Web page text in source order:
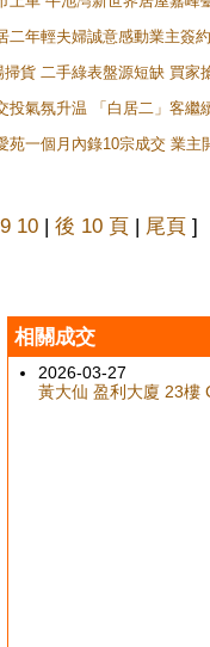
二年輕夫婦誠意感動業主簽
貨 二手綠表盤源短缺 買
投氣氛升温 「白居二」客
苑一個月內錄10宗成交 業
9 10 | 後 10 頁 | 尾頁 ]
相關成交
2026-03-27
黃大仙 盈利大廈 23樓